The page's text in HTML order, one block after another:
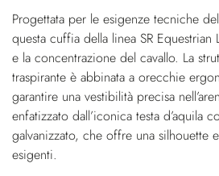
Progettata per le esigenze tecniche
questa cuffia della linea SR
e la concentrazione del cavallo. La
traspirante è abbinata a orecchie
garantire una vestibilità precisa
enfatizzato dall’iconica testa d’aquila
galvanizzato, che offre una silhouette
esigenti.